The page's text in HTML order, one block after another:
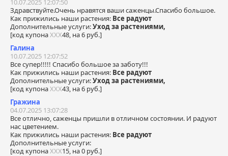
10.07.2025 12:07:50
Здравствуйте.Очень нравятся ваши саженцы.Спасибо большое.
Как прижились наши растения: Все радуют
Дополнительные услуги:Уход за растениями,
[код купонаХХХ48, на 6 руб.]
Галина
10.07.2025 12:07:52
Все супер!!!!! Спасибо большое за заботу!!!
Как прижились наши растения: Все радуют
Дополнительные услуги:Уход за растениями,
[код купонаХХХ43, на 6 руб.]
Гражина
04.07.2025 13:07:28
Все отлично, саженцы пришли в отличном состоянии. И радуют
нас цветением.
Как прижились наши растения: Все радуют
Дополнительные услуги:
[код купонаХХХ15, на 0 руб.]